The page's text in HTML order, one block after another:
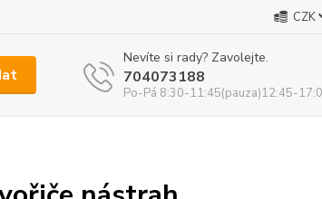
CZK
Nevíte si rady? Zavolejte.
704073188
Po-Pá 8:30-11:45(pauza)12:45-